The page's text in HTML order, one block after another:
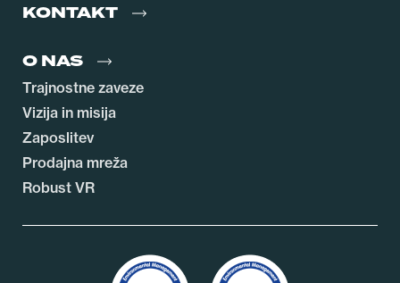
KONTAKT
O NAS
Trajnostne zaveze
Vizija in misija
Zaposlitev
Prodajna mreža
Robust VR